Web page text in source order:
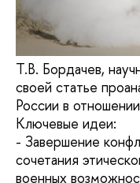
Т.В. Бордачев,
своей статье
России в
Ключевые идеи:
- Завершение
сочетания
военных